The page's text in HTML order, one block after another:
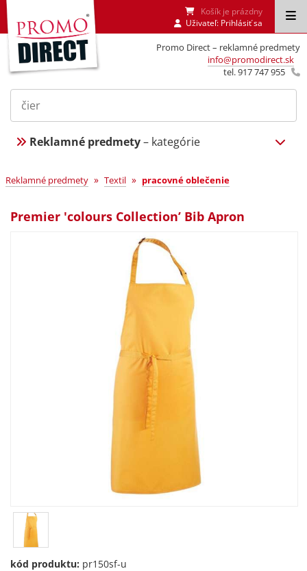
Promo Direct – reklamné predmety
info@promodirect.sk
tel. 917 747 955
Košík je prázdny
Uživateľ: Prihlásiť sa
Reklamné predmety– kategórie
Reklamné predmety » Textil » pracovné oblečenie
Premier 'colours Collection’ Bib Apron
kód produktu: pr150sf-u